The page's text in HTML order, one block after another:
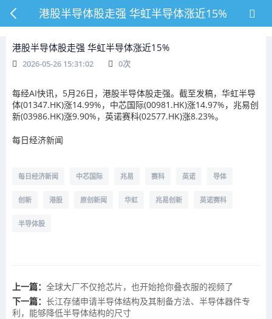
港股半导体股走强 华虹半导体涨近15%
港股半导体股走强 华虹半导体涨近15%
2026-05-26 15:31:02 0次
每经AI快讯，5月26日，港股半导体股走强。截至发稿，华虹半导
体(01347.HK)涨14.99%，中芯国际(00981.HK)涨14.97%，兆易创
新(03986.HK)涨9.90%，英诺赛科(02577.HK)涨8.23%。
每日经济新闻
每日经济新闻 中芯国际 兆易 赛科 英诺 导体
创新 港股 原创新闻 华虹 兆易创新 英诺赛科
半导体股
上一篇： 全球大厂不仅抢芯片，也开始抢你叠衣服的视频了
下一篇： 长江存储申请半导体结构及其制备方法、半导体器件专
利，能够降低半导体结构的尺寸